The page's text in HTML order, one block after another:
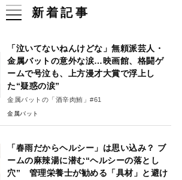
新着記事
「泣いてないねんけどな」無頼派芸人・
金属バットの意外な涙…映画館、格闘ゲ
ームで号泣も、上方漫才大賞で浮上し
た“疑惑の涙”
金属バットの「酒辛肉鮪」#61
金属バット
「春雨だからヘルシー」は思い込み？ ブ
ームの麻辣湯に潜む“ヘルシーの落とし
穴” 管理栄養士が勧める「具材」と避け